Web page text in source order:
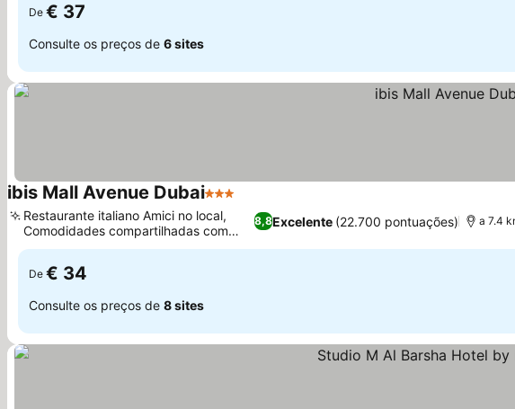
De € 37
Consulte os preços de 6 sites
ibis Mall Avenue Dubai3 Estrelas
8,8Excelente (22.700 pontuações)
Restaurante italiano Amici no local,
Comodidades compartilhadas com
Novotel Suites
a 7.4
De € 34
Consulte os preços de 8 sites